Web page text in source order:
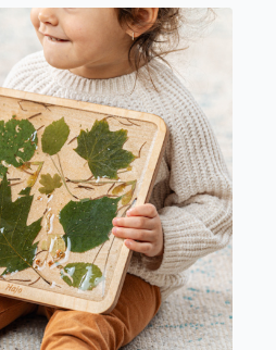
was:
19
990 Ft.
is:
14
000 Ft.